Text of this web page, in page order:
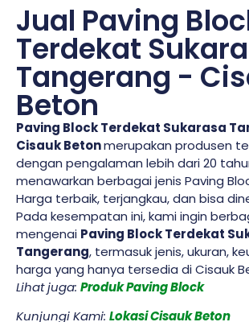
Jual Paving
Terdekat
Tangerang -
Beton
Paving Block Terdekat Sukarasa
Cisauk Betonmerupakan produsen
dengan pengalaman lebih dari 20
menawarkan berbagai jenis Paving
Harga terbaik, terjangkau, dan bisa
Pada kesempatan ini, kami ingin
mengenai Paving Block Terdekat
Tangerang, termasuk jenis, ukuran,
harga yang hanya tersedia di Cisauk
Lihat juga: Produk Paving Block
Kunjungi Kami: Lokasi Cisauk Beton